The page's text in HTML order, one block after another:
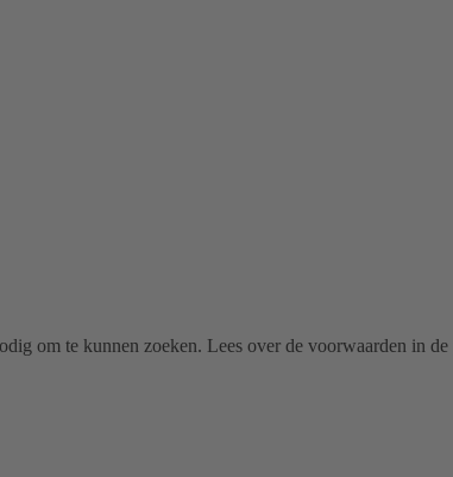
om te kunnen zoeken. Lees over de voorwaarden in de